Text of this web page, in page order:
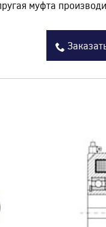
муфта